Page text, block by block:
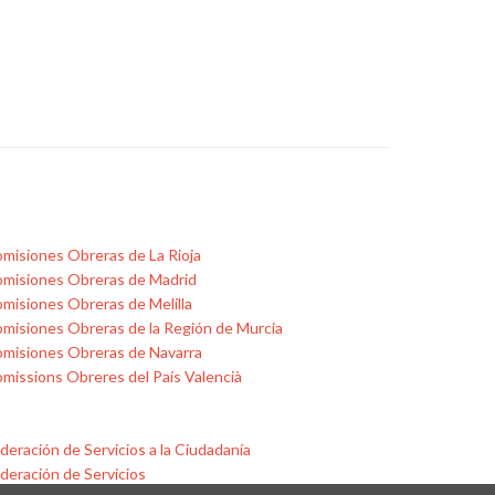
Obreras de La Rioja
Obreras de Madrid
Obreras de Melilla
Obreras de la Región de Murcia
Obreras de Navarra
Obreres del País Valencià
de Servicios a la Ciudadanía
de Servicios